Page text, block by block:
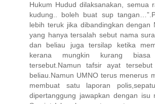
Hukum Hudud dilaksanakan, semua
kudung.. boleh buat sup
lebih teruk jika dibandingkan dengan
yang hanya tersalah sebut nama
dan beliau juga tersilap ketika
kerana mungkin kurang biasa
tersebut.Namun tafsir ayat
beliau.Namun UMNO terus menerus
membuat satu laporan
dipertanggung jawapkan dengan isu